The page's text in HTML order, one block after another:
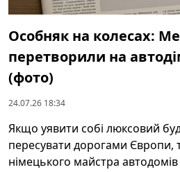
Особняк на колесах:
перетворили на
(фото)
24.07.26 18:34
Якщо уявити собі люксовий
пересувати дорогами Європи,
німецького майстра